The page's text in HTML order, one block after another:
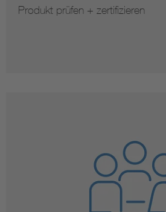
Produkt prüfen + zertifizieren